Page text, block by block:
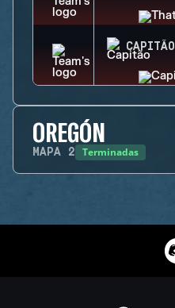
CAPITÃO
OREGÓN
MAPA 2 Terminadas